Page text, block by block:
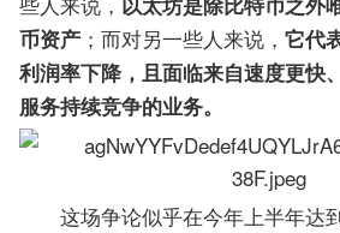
币资产 ；而对另一些人来说， 它代
利润率下降，且面临来自速度更快
服务持续竞争的业务。
这场争论似乎在今年上半年达